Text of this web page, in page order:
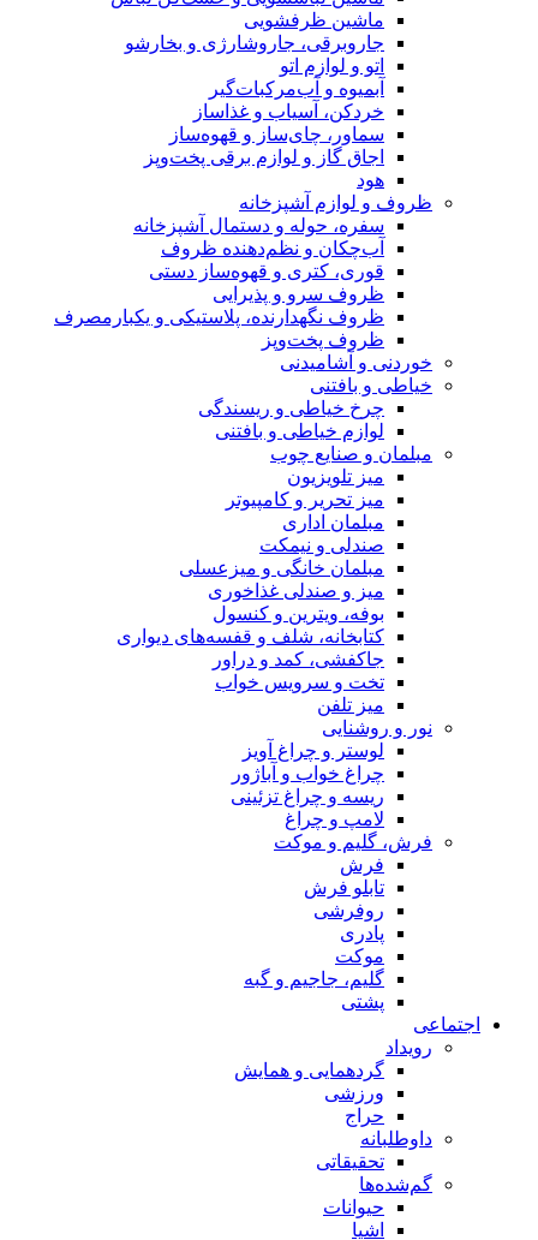
ماشین ظرفشویی
جاروبرقی، جاروشارژی و بخارشو
اتو و لوازم اتو
آبمیوه و آب‌مرکبات‌گیر
خردکن، آسیاب و غذاساز
سماور، چای‌ساز و قهوه‌ساز
اجاق گاز و لوازم برقی پخت‌وپز
هود
ظروف و لوازم آشپزخانه
سفره، حوله و دستمال آشپزخانه
آب‌چکان و نظم‌دهنده ظروف
قوری، کتری و قهوه‌ساز دستی
ظروف سرو و پذیرایی
ظروف نگهدارنده، پلاستیکی و یکبارمصرف
ظروف پخت‌وپز
خوردنی و آشامیدنی
خیاطی و بافتنی
چرخ خیاطی و ریسندگی
لوازم خیاطی و بافتنی
مبلمان و صنایع چوب
میز تلویزیون
میز تحریر و کامپیوتر
مبلمان اداری
صندلی و نیمکت
مبلمان خانگی و میزعسلی
میز و صندلی غذاخوری
بوفه، ویترین و کنسول
کتابخانه، شلف و قفسه‌های دیواری
جاکفشی، کمد و دراور
تخت و سرویس خواب
میز تلفن
نور و روشنایی
لوستر و چراغ آویز
چراغ خواب و آباژور
ریسه و چراغ تزئینی
لامپ و چراغ
فرش، گلیم و موکت
فرش
تابلو فرش
روفرشی
پادری
موکت
گلیم، جاجیم و گبه
پشتی
اجتماعی
رویداد
گردهمایی و همایش
ورزشی
حراج
داوطلبانه
تحقیقاتی
گم‌شده‌ها
حیوانات
اشیا